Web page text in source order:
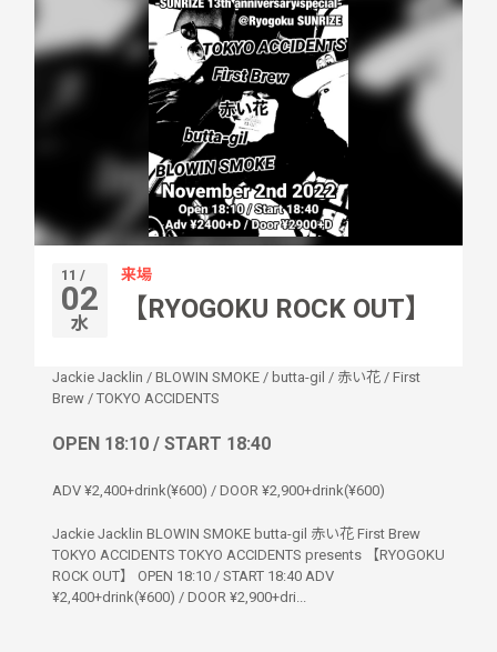
11 /
02
水
来場
【RYOGOKU ROCK OUT】
Jackie Jacklin / BLOWIN SMOKE / butta-gil / 赤い花 / First
Brew / TOKYO ACCIDENTS
OPEN 18:10 / START 18:40
ADV ¥2,400+drink(¥600) / DOOR ¥2,900+drink(¥600)
Jackie Jacklin BLOWIN SMOKE butta-gil 赤い花 First Brew
TOKYO ACCIDENTS TOKYO ACCIDENTS presents 【RYOGOKU
ROCK OUT】 OPEN 18:10 / START 18:40 ADV
¥2,400+drink(¥600) / DOOR ¥2,900+dri...